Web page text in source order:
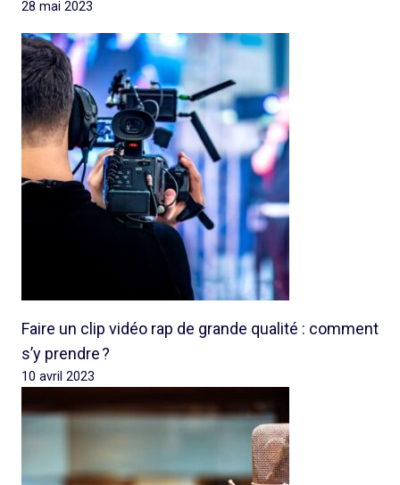
28 mai 2023
Faire un clip vidéo rap de grande qualité : comment
s’y prendre ?
10 avril 2023